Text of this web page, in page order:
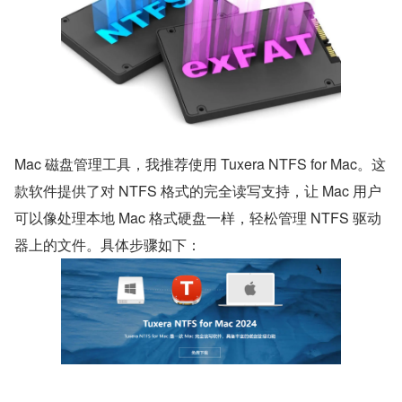
Mac 磁盘管理工具，我推荐使用 Tuxera NTFS for Mac。这
款软件提供了对 NTFS 格式的完全读写支持，让 Mac 用户
可以像处理本地 Mac 格式硬盘一样，轻松管理 NTFS 驱动
器上的文件。具体步骤如下：